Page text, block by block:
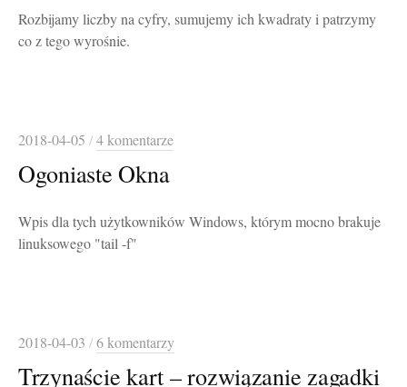
Rozbijamy liczby na cyfry, sumujemy ich kwadraty i patrzymy
co z tego wyrośnie.
2018-04-05 /4 komentarze
Ogoniaste Okna
Wpis dla tych użytkowników Windows, którym mocno brakuje
linuksowego "tail -f"
2018-04-03 /6 komentarzy
Trzynaście kart – rozwiązanie zagadki